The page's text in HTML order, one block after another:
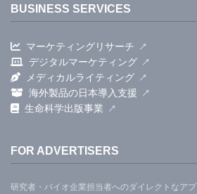
BUSINESS SERVICES
マーケティングリサーチ
デジタルマーケティング
メディカルライティング
海外製品の日本導入支援
生命科学出版事業
FOR ADVERTISERS
研究者・バイオ企業担当者へのダイレクトなアプ